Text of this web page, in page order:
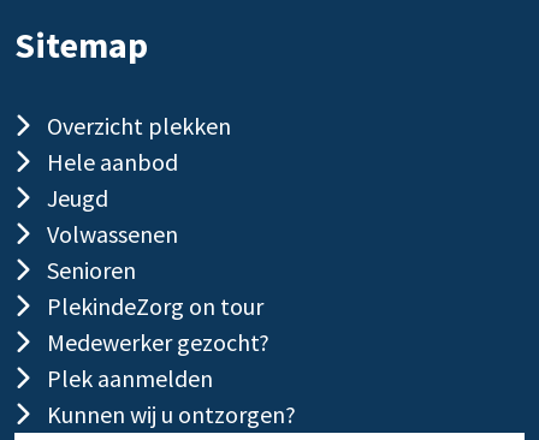
Sitemap
Overzicht plekken
Hele aanbod
Jeugd
Volwassenen
Senioren
PlekindeZorg on tour
Medewerker gezocht?
Plek aanmelden
Kunnen wij u ontzorgen?